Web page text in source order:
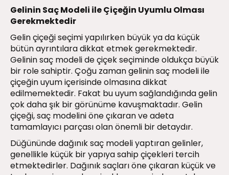
Gelinin Saç Modeli ile Çiçeğin Uyumlu Olması
Gerekmektedir
Gelin çiçeği seçimi yapılırken büyük ya da küçük
bütün ayrıntılara dikkat etmek gerekmektedir.
Gelinin saç modeli de çiçek seçiminde oldukça büyük
bir role sahiptir. Çoğu zaman gelinin saç modeli ile
çiçeğin uyum içerisinde olmasına dikkat
edilmemektedir. Fakat bu uyum sağlandığında gelin
çok daha şık bir görünüme kavuşmaktadır. Gelin
çiçeği, saç modelini öne çıkaran ve adeta
tamamlayıcı parçası olan önemli bir detaydır.
Düğününde dağınık saç modeli yaptıran gelinler,
genellikle küçük bir yapıya sahip çiçekleri tercih
etmektedirler. Dağınık saçları öne çıkaran küçük ve